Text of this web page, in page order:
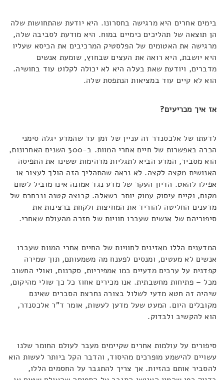
בימים אחרים היא מרגישה בחסרונו. היא יודעת שהתחושות שלה
הן תוצאה של תהליכים כימיים במוח. היא מודעת לסביבה שלה,
מרגישה את האטומים של הפלסטיק המרכיבים את הכיסא שעליו
היא יושבת, היא רואה את העצים שבחוץ, שומעת אנשים
מדברים, ויודעת שאת בעלה היא לא יכולה לקלוט עוד בחושיה.
הוא לא קיים עוד במציאות הנתפסת שלה.
אז איך מכריעים?
לדעתו של אלכסנדר זה עניין של זמן עד שהמדע יגלה סימני
הכרה באפשרות של חיים אחרי המוות. ב-300 השנים האחרונות,
הוא מסביר, המדע הביא לתגליות מדהימות ששינו את התפיסה
האנושית מקצה לקצה. לא נראה שהתהליך הזה הולך לעצור או
אפילו להאט. הדיון העקר של מדע נגד אמונה אינו מוביל לשום
מקום, וקיים עיסוק עמוק יותר בשאלה. קבוצה קטנה ונבחרת של
מדענים החליטה להוריד את המחיצות ולקחת ברצינות את
סיפוריהם של אנשים שעברו חוויות של חזרה מהעולם שאחרי.
המדענים הללו מאזינים לחוויות של החיים אחרי המוות שעברו
אנשים לא מעטים, ומנסים לפענח מה משמעותם, תוך שמירה
קפדנית על ערכים מדעיים כמו אמפיריות, סקרנות, ואולי החשוב
מכל – פתיחות מחשבתית. אנו מכירים אחוז כל כך שולי מהיקום,
שיהיה זה חטא מדעי לשלול בצורה נחרצת הסברים שאינם
מקובלים היום. המעט שעל מדען לעשות, אומר ד"ר אלכסנדר,
הוא להקשיב ולבדוק.
סיפורים על עולמות אחרים שקיימים מעבר לעולם החומר שלנו
עשויים להישמע מופרכים מהיסוד, והדבר הקל ביותר לעשות הוא
להסביר אותם כהזיות. אך צריך להתגבר על החסמים הללו,